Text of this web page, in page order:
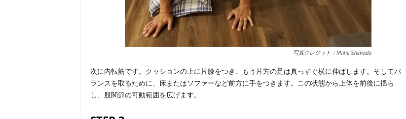
写真クレジット：Mami Shimada
次に内転筋です。クッションの上に片膝をつき、もう片方の足は真っすぐ横に伸ばします。そしてバ
ランスを取るために、床またはソファーなど前方に手をつきます。この状態から上体を前後に揺ら
し、股関節の可動範囲を広げます。